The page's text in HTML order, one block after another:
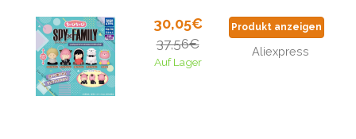
30,05€
37,56€
Auf Lager
Produkt anzeigen
Aliexpress